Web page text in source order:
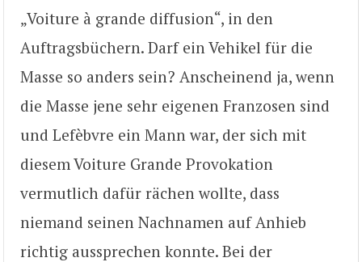
„Voiture à grande diffusion“, in den
Auftragsbüchern. Darf ein Vehikel für die
Masse so anders sein? Anscheinend ja, wenn
die Masse jene sehr eigenen Franzosen sind
und Lefèbvre ein Mann war, der sich mit
diesem Voiture Grande Provokation
vermutlich dafür rächen wollte, dass
niemand seinen Nachnamen auf Anhieb
richtig aussprechen konnte. Bei der